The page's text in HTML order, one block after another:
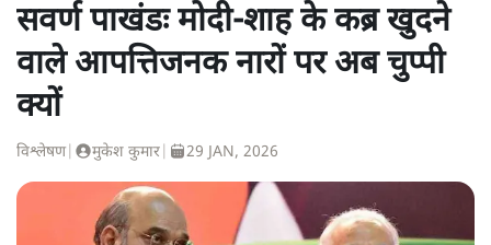
सवर्ण पाखंडः मोदी-शाह के कब्र खुदने
वाले आपत्तिजनक नारों पर अब चुप्पी
क्यों
विश्लेषण| मुकेश कुमार 29 JAN, 2026